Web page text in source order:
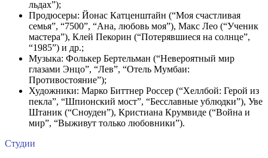
льдах”);
Продюсеры: Йонас Катценштайн (“Моя счастливая
семья”, “7500”, “Ана, любовь моя”), Макс Лео (“Ученик
мастера”), Клей Пекорин (“Потерявшиеся на солнце”,
“1985”) и др.;
Музыка: Фолькер Бертельман (“Невероятный мир
глазами Энцо”, “Лев”, “Отель Мумбаи:
Противостояние”);
Художники: Марко Биттнер Россер (“Хеллбой: Герой из
пекла”, “Шпионский мост”, “Бесславные ублюдки”), Уве
Штаник (“Сноуден”), Кристиана Крумвиде (“Война и
мир”, “Выживут только любовники”).
Студии